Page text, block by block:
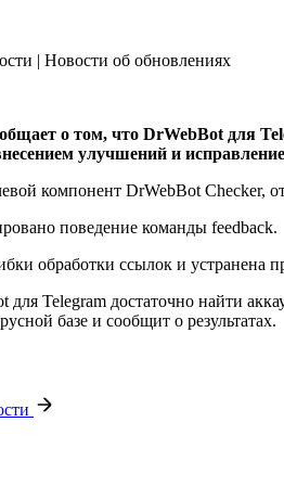
| Новости об обновлениях
о том, что DrWebBot для
улучшений и
компонент DrWebBot Checker,
поведение команды feedback.
обработки ссылок и устранена
для Telegram достаточно найти
базе и сообщит о результатах.